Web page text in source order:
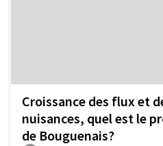
Croissance des flux et
nuisances, quel est le
de Bouguenais?